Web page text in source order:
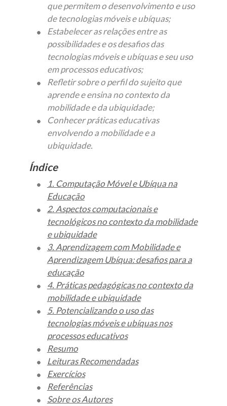
que permitem o desenvolvimento e uso
de tecnologias móveis e ubíquas;
Estabelecer as relações entre as
possibilidades e os desafios das
tecnologias móveis e ubíquas e seu uso
em processos educativos;
Refletir sobre o perfil do sujeito que
aprende e ensina no contexto da
mobilidade e da ubiquidade;
Conhecer práticas educativas
envolvendo a mobilidade e a
ubiquidade.
Índice
1. Computação Móvel e Ubíqua na
Educação
2. Aspectos computacionais e
tecnológicos no contexto da mobilidade
e ubiquidade
3. Aprendizagem com Mobilidade e
Aprendizagem Ubíqua: desafios para a
educação
4. Práticas pedagógicas no contexto da
mobilidade e ubiquidade
5. Potencializando o uso das
tecnologias móveis e ubíquas nos
processos educativos
Resumo
Leituras Recomendadas
Exercícios
Referências
Sobre os Autores